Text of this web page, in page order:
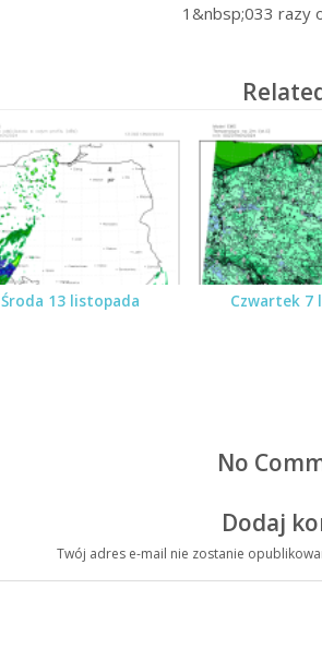
1&nbsp;033 razy
Środa 13 listopada Czwartek 7
No
Dodaj
Twój adres e-mail nie zostanie